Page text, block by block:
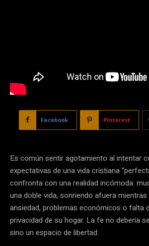
Facebook Pinterest
Es común sentir agotamiento al intentar
expectativas de una vida cristiana
confronta con una realidad incómoda:
una doble vida, sonriendo afuera
ansiedad, problemas económicos o falta
privacidad de su hogar. La fe no debería
sino un espacio de libertad.